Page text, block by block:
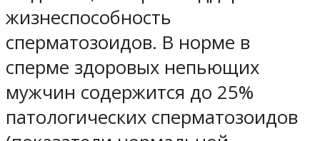
жизнеспособность
сперматозоидов. В норме в
сперме здоровых непьющих
мужчин содержится до 25%
патологических сперматозоидов